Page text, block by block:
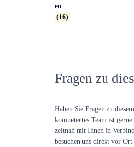
en
(16)
Fragen zu
Haben Sie Fragen zu
kompetentes Team ist
zeitnah mit Ihnen in
besuchen uns direkt vor